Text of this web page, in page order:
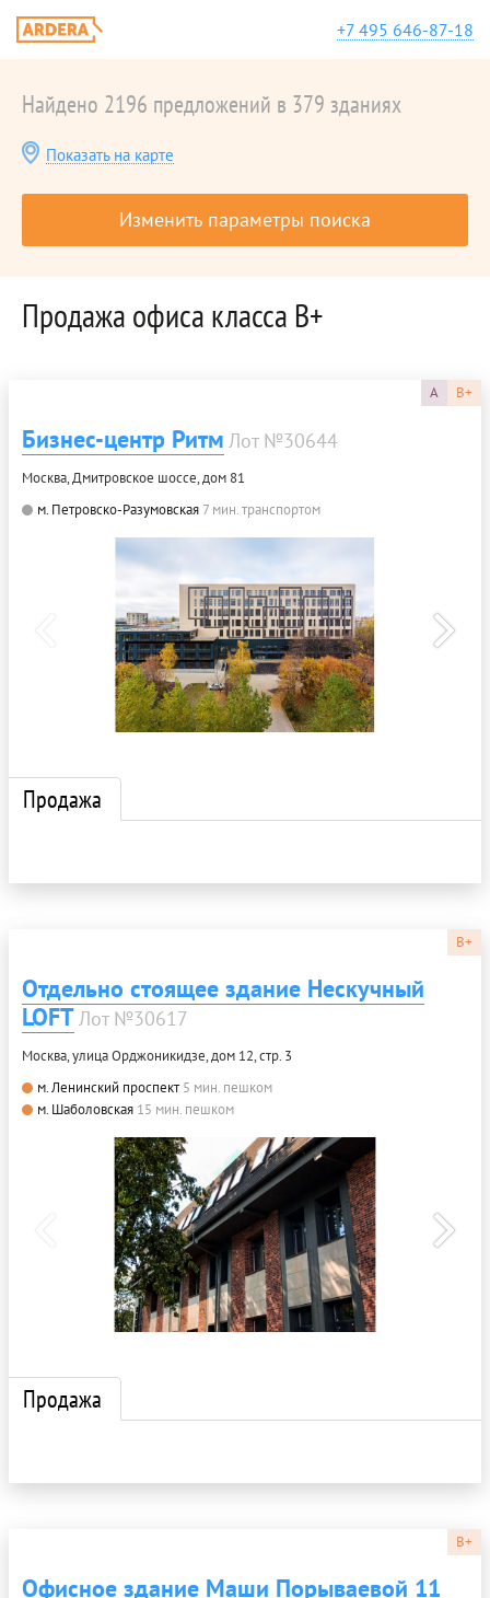
+7 495 646-87-18
Найдено 2196 предложений в 379 зданиях
Показать на карте
Изменить параметры поиска
Продажа офиса класса B+
A B+
Бизнес-центр Ритм Лот №30644
Москва, Дмитровское шоссе, дом 81
м. Петровско-Разумовская 7 мин. транспортом
Продажа
B+
Отдельно стоящее здание Нескучный
LOFTЛот №30617
Москва, улица Орджоникидзе, дом 12, стр. 3
м. Ленинский проспект 5 мин. пешком
м. Шаболовская 15 мин. пешком
Продажа
B+
Офисное здание Маши Порываевой 11